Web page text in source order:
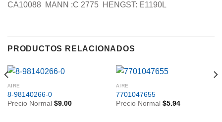
CA10088  MANN :C 2775  HENGST: E1190L
PRODUCTOS RELACIONADOS
AIRE
8-98140266-0
Precio Normal $9.00
AIRE
7701047655
Precio Normal $5.94